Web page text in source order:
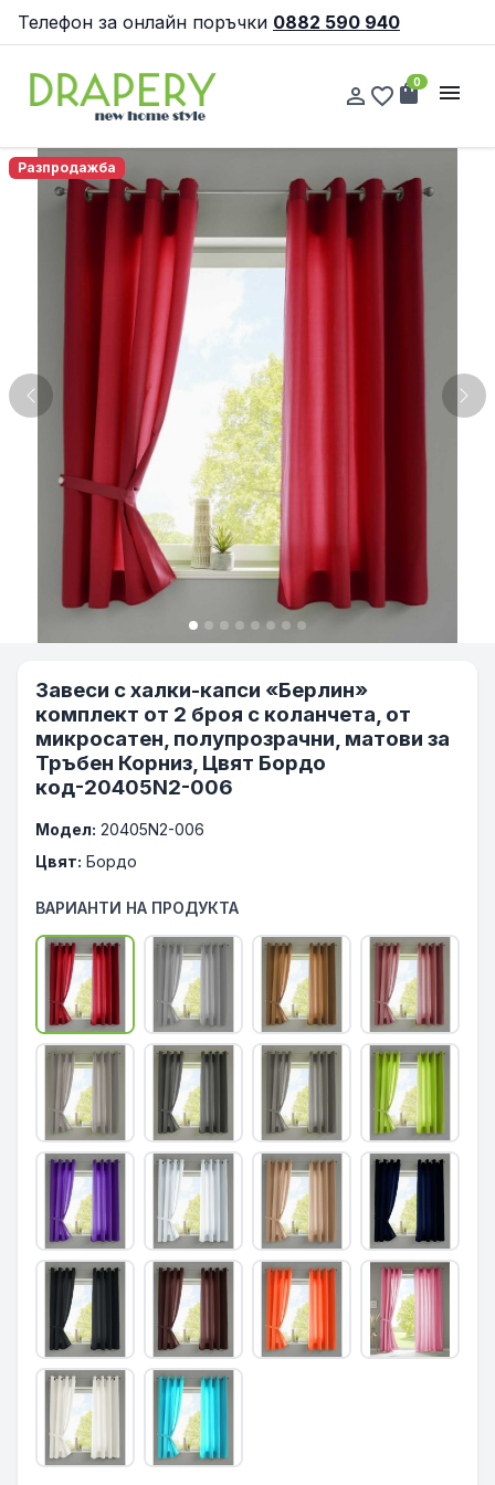
Телефон за онлайн поръчки 0882 590 940
person_outline favorite_border shopping_bag
0 menu
Разпродажба
Previous
Завеси с халки-капси «Берлин»
комплект от 2 броя с коланчета, от
микросатен, полупрозрачни, матови за
Тръбен Корниз, Цвят Бордо
код-20405N2-006
Модел: 20405N2-006
Цвят: Бордо
ВАРИАНТИ НА ПРОДУКТА